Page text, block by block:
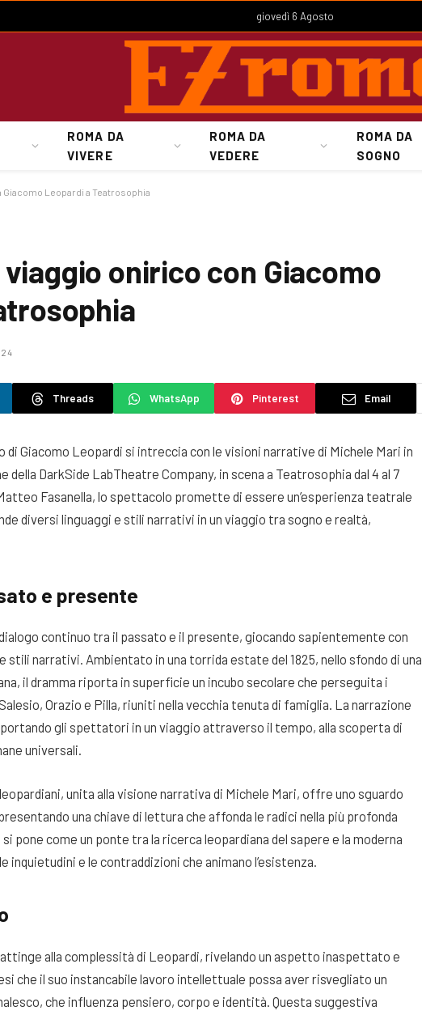
giovedì 6 Agosto
ROMA DA
VIVERE
ROMA DA
VEDERE
ROMA DA
SOGNO
Leopardi a Teatrosophia
onirico con Giacomo
Threads WhatsApp Pinterest Email
di Giacomo Leopardi si intreccia con le visioni narrative di Michele Mari in
della DarkSide LabTheatre Company, in scena a Teatrosophia dal 4 al 7
Fasanella, lo spettacolo promette di essere un’esperienza teatrale
diversi linguaggi e stili narrativi in un viaggio tra sogno e realtà,
e presente
dialogo continuo tra il passato e il presente, giocando sapientemente con
stili narrativi. Ambientato in una torrida estate del 1825, nello sfondo di una
il dramma riporta in superficie un incubo secolare che perseguita i
Orazio e Pilla, riuniti nella vecchia tenuta di famiglia. La narrazione
gli spettatori in un viaggio attraverso il tempo, alla scoperta di
universali.
unita alla visione narrativa di Michele Mari, offre uno sguardo
una chiave di lettura che affonda le radici nella più profonda
pone come un ponte tra la ricerca leopardiana del sapere e la moderna
inquietudini e le contraddizioni che animano l’esistenza.
alla complessità di Leopardi, rivelando un aspetto inaspettato e
che il suo instancabile lavoro intellettuale possa aver risvegliato un
che influenza pensiero, corpo e identità. Questa suggestiva